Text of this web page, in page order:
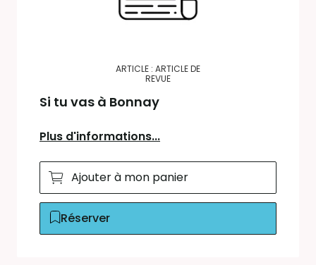
ARTICLE : ARTICLE DE
REVUE
Si tu vas à Bonnay
Plus d'informations...
Ajouter à mon panier
Réserver